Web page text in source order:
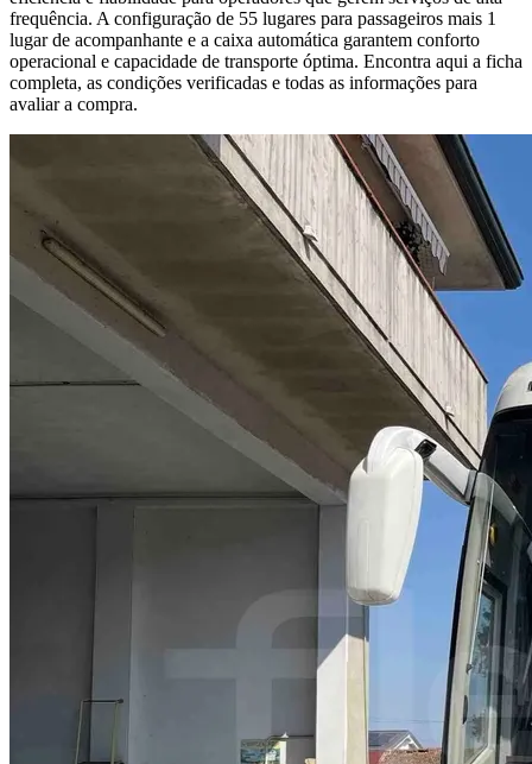
frequência. A configuração de 55 lugares para passageiros mais 1
lugar de acompanhante e a caixa automática garantem conforto
operacional e capacidade de transporte óptima. Encontra aqui a ficha
completa, as condições verificadas e todas as informações para
avaliar a compra.